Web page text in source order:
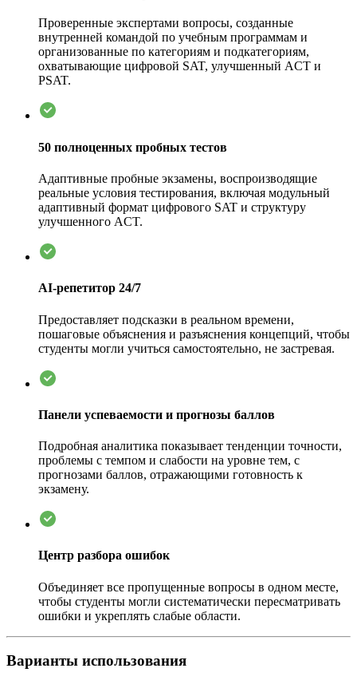
Проверенные экспертами вопросы, созданные
внутренней командой по учебным программам и
организованные по категориям и подкатегориям,
охватывающие цифровой SAT, улучшенный ACT и
PSAT.
50 полноценных пробных тестов
Адаптивные пробные экзамены, воспроизводящие
реальные условия тестирования, включая модульный
адаптивный формат цифрового SAT и структуру
улучшенного ACT.
AI-репетитор 24/7
Предоставляет подсказки в реальном времени,
пошаговые объяснения и разъяснения концепций, чтобы
студенты могли учиться самостоятельно, не застревая.
Панели успеваемости и прогнозы баллов
Подробная аналитика показывает тенденции точности,
проблемы с темпом и слабости на уровне тем, с
прогнозами баллов, отражающими готовность к
экзамену.
Центр разбора ошибок
Объединяет все пропущенные вопросы в одном месте,
чтобы студенты могли систематически пересматривать
ошибки и укреплять слабые области.
Варианты использования